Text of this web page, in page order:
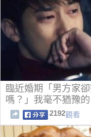
臨近婚期「男方家
嗎？」我毫不猶豫
2192觀看